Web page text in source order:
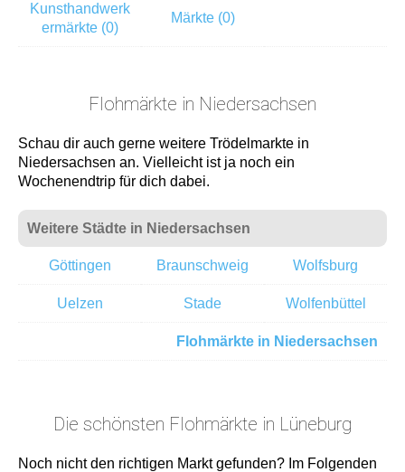
Kunsthandwerk
ermärkte (0)
Märkte (0)
Flohmärkte in Niedersachsen
Schau dir auch gerne weitere Trödelmarkte in
Niedersachsen an. Vielleicht ist ja noch ein
Wochenendtrip für dich dabei.
Weitere Städte in Niedersachsen
Göttingen Braunschweig Wolfsburg
Uelzen Stade Wolfenbüttel
Flohmärkte in Niedersachsen
Die schönsten Flohmärkte in Lüneburg
Noch nicht den richtigen Markt gefunden? Im Folgenden